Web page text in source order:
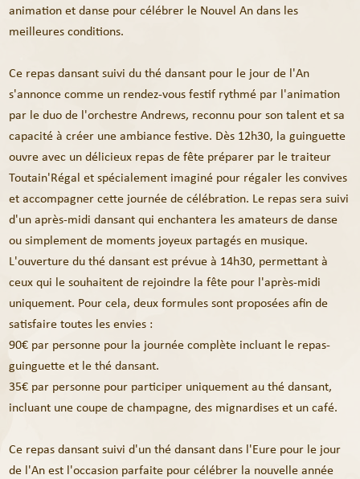
animation et danse pour célébrer le Nouvel An dans les
meilleures conditions.
Ce repas dansant suivi du thé dansant pour le jour de l'An
s'annonce comme un rendez-vous festif rythmé par l'animation
par le duo de l'orchestre Andrews, reconnu pour son talent et sa
capacité à créer une ambiance festive. Dès 12h30, la guinguette
ouvre avec un délicieux repas de fête préparer par le traiteur
Toutain'Régal et spécialement imaginé pour régaler les convives
et accompagner cette journée de célébration. Le repas sera suivi
d'un après-midi dansant qui enchantera les amateurs de danse
ou simplement de moments joyeux partagés en musique.
L'ouverture du thé dansant est prévue à 14h30, permettant à
ceux qui le souhaitent de rejoindre la fête pour l'après-midi
uniquement. Pour cela, deux formules sont proposées afin de
satisfaire toutes les envies :
90€ par personne pour la journée complète incluant le repas-
guinguette et le thé dansant.
35€ par personne pour participer uniquement au thé dansant,
incluant une coupe de champagne, des mignardises et un café.
Ce repas dansant suivi d'un thé dansant dans l'Eure pour le jour
de l'An est l'occasion parfaite pour célébrer la nouvelle année